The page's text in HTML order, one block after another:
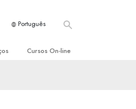
Português
Cursos On‑line